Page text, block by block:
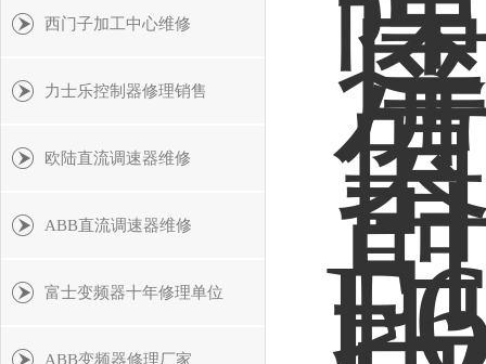
西门子加工中心维修
力士乐控制器修理销售
欧陆直流调速器维修
ABB直流调速器维修
富士变频器十年修理单位
ABB变频器修理厂家